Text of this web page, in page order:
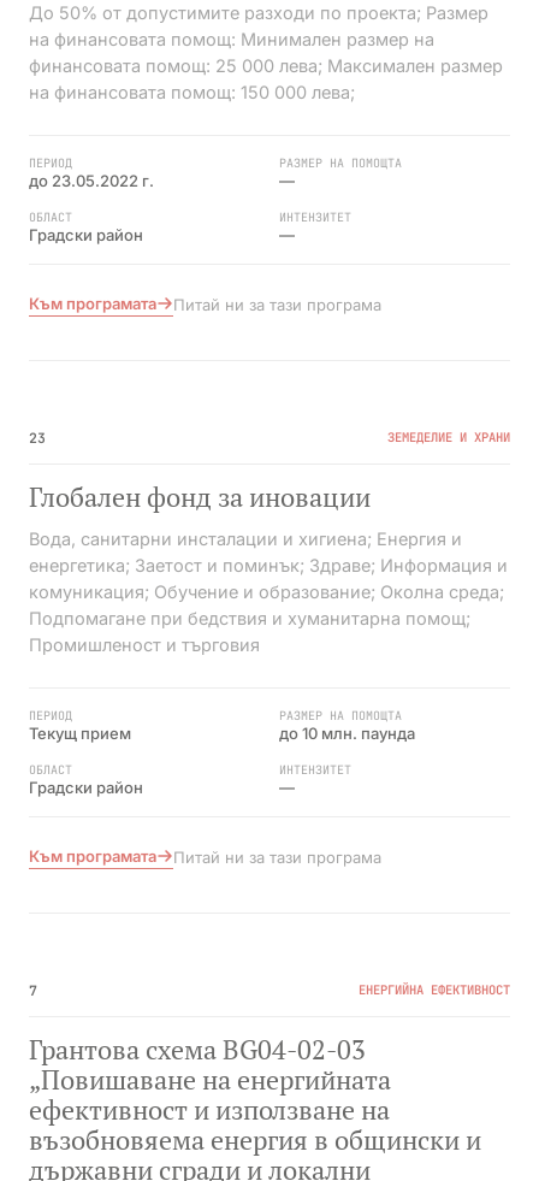
До 50% от допустимите разходи по проекта; Размер
на финансовата помощ: Минимален размер на
финансовата помощ: 25 000 лева; Максимален размер
на финансовата помощ: 150 000 лева;
ПЕРИОД
до 23.05.2022 г.
РАЗМЕР НА ПОМОЩТА
—
ОБЛАСТ
Градски район
ИНТЕНЗИТЕТ
—
Към програмата Питай ни за тази програма
23 ЗЕМЕДЕЛИЕ И ХРАНИ
Глобален фонд за иновации
Вода, санитарни инсталации и хигиена; Енергия и
енергетика; Заетост и поминък; Здраве; Информация и
комуникация; Обучение и образование; Околна среда;
Подпомагане при бедствия и хуманитарна помощ;
Промишленост и търговия
ПЕРИОД
Текущ прием
РАЗМЕР НА ПОМОЩТА
до 10 млн. паунда
ОБЛАСТ
Градски район
ИНТЕНЗИТЕТ
—
Към програмата Питай ни за тази програма
7 ЕНЕРГИЙНА ЕФЕКТИВНОСТ
Грантова схема BG04-02-03
„Повишаване на енергийната
ефективност и използване на
възобновяема енергия в общински и
държавни сгради и локални